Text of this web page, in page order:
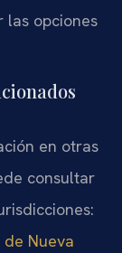
las opciones
en otras
consultar
Nueva